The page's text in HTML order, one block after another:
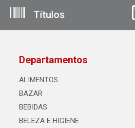
Títulos
Departamentos
ALIMENTOS
BAZAR
BEBIDAS
BELEZA E HIGIENE